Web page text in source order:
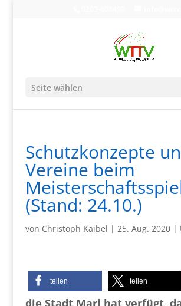
Seite wählen
Schutzkonzepte
Vereine beim
(Stand: 24.10.)
von Christoph Kaibel | 25. Aug. 2020|
teilen teilen
die Stadt Marl hat verfügt,